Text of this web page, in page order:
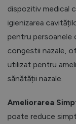
dispozitiv medical
igienizarea
pentru persoanele
congestii nazale,
utilizat pentru
sănătății nazale.
Ameliorarea
poate reduce